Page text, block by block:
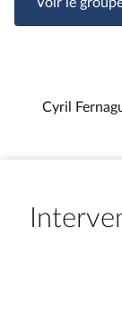
Cyril